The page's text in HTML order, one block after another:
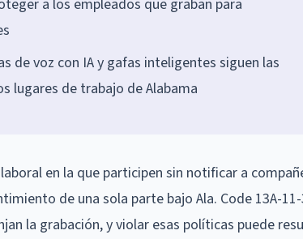
a los empleados que graban para
de voz con IA y gafas inteligentes siguen las
lugares de trabajo de Alabama
en la que participen sin notificar a
de una sola parte bajo Ala. Code 13A-
la grabación, y violar esas políticas puede